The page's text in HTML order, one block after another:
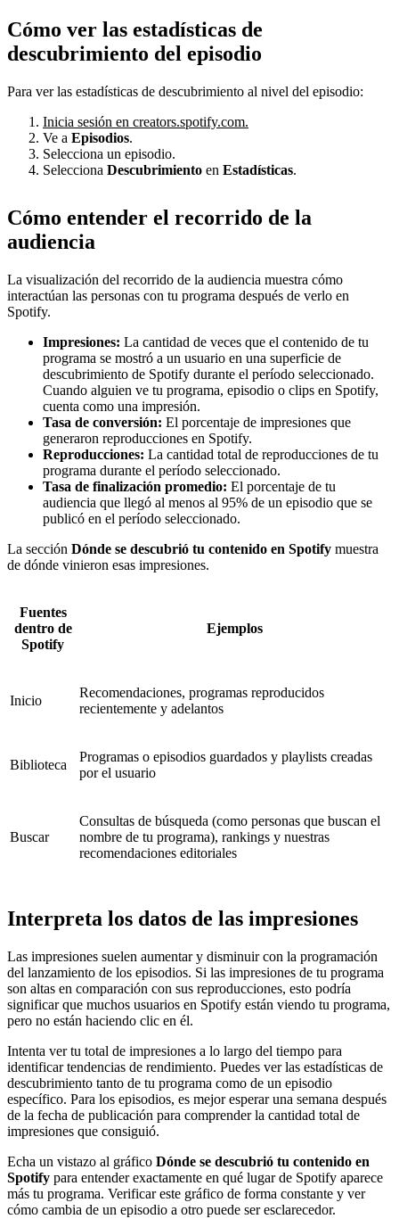
Cómo ver las estadísticas de
descubrimiento del episodio
Para ver las estadísticas de descubrimiento al nivel del episodio:
Inicia sesión en creators.spotify.com.
Ve a Episodios.
Selecciona un episodio.
Selecciona Descubrimiento en Estadísticas.
Cómo entender el recorrido de la
audiencia
La visualización del recorrido de la audiencia muestra cómo
interactúan las personas con tu programa después de verlo en
Spotify.
Impresiones: La cantidad de veces que el contenido de tu
programa se mostró a un usuario en una superficie de
descubrimiento de Spotify durante el período seleccionado.
Cuando alguien ve tu programa, episodio o clips en Spotify,
cuenta como una impresión.
Tasa de conversión: El porcentaje de impresiones que
generaron reproducciones en Spotify.
Reproducciones: La cantidad total de reproducciones de tu
programa durante el período seleccionado.
Tasa de finalización promedio: El porcentaje de tu
audiencia que llegó al menos al 95% de un episodio que se
publicó en el período seleccionado.
La sección Dónde se descubrió tu contenido en Spotify muestra
de dónde vinieron esas impresiones.
Fuentes
dentro de
Spotify
Ejemplos
Inicio
Recomendaciones, programas reproducidos
recientemente y adelantos
Biblioteca
Programas o episodios guardados y playlists creadas
por el usuario
Buscar
Consultas de búsqueda (como personas que buscan el
nombre de tu programa), rankings y nuestras
recomendaciones editoriales
Interpreta los datos de las impresiones
Las impresiones suelen aumentar y disminuir con la programación
del lanzamiento de los episodios. Si las impresiones de tu programa
son altas en comparación con sus reproducciones, esto podría
significar que muchos usuarios en Spotify están viendo tu programa,
pero no están haciendo clic en él.
Intenta ver tu total de impresiones a lo largo del tiempo para
identificar tendencias de rendimiento. Puedes ver las estadísticas de
descubrimiento tanto de tu programa como de un episodio
específico. Para los episodios, es mejor esperar una semana después
de la fecha de publicación para comprender la cantidad total de
impresiones que consiguió.
Echa un vistazo al gráfico Dónde se descubrió tu contenido en
Spotify para entender exactamente en qué lugar de Spotify aparece
más tu programa. Verificar este gráfico de forma constante y ver
cómo cambia de un episodio a otro puede ser esclarecedor.